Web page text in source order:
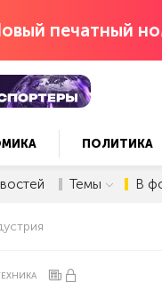
печатный
ПОЛИТИКА
Темы В